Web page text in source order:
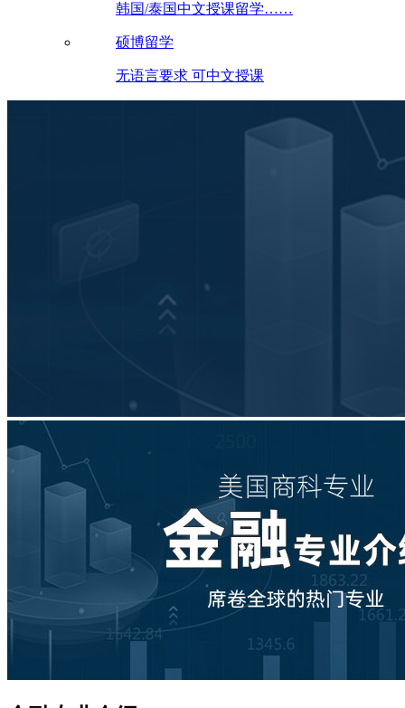
韩国/泰国中文授课留学……
硕博留学
无语言要求 可中文授课